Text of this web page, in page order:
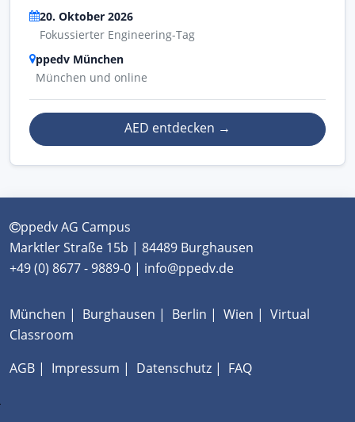
20. Oktober 2026
Fokussierter Engineering-Tag
ppedv München
München und online
AED entdecken →
ppedv AG Campus
Marktler Straße 15b | 84489 Burghausen
+49 (0) 8677 - 9889-0 | info@ppedv.de
München | Burghausen | Berlin | Wien | Virtual
Classroom
AGB | Impressum | Datenschutz | FAQ